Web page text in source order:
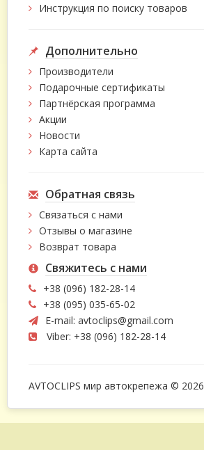
Инструкция по поиску товаров
Дополнительно
Производители
Подарочные сертификаты
Партнёрская программа
Акции
Новости
Карта сайта
Обратная связь
Связаться с нами
Отзывы о магазине
Возврат товара
Свяжитесь с нами
+38 (096) 182-28-14
+38 (095) 035-65-02
E-mail: avtoclips@gmail.com
Viber: +38 (096) 182-28-14
AVTOCLIPS мир автокрепежа © 2026